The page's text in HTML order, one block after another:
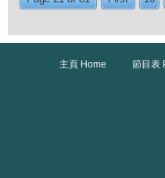
主頁 Home 節目表